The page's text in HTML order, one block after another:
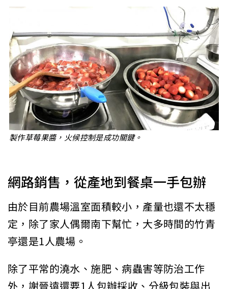
製作草莓果醬，火候控制是成功關鍵。
網路銷售，從產地到餐桌一手包辦
由於目前農場溫室面積較小，產量也還不太穩
定，除了家人偶爾南下幫忙，大多時間的竹青
亭還是1人農場。
除了平常的澆水、施肥、病蟲害等防治工作